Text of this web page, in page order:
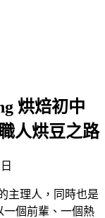
烘焙初中
人烘豆之路
主理人，同時也是
一個前輩、一個熱